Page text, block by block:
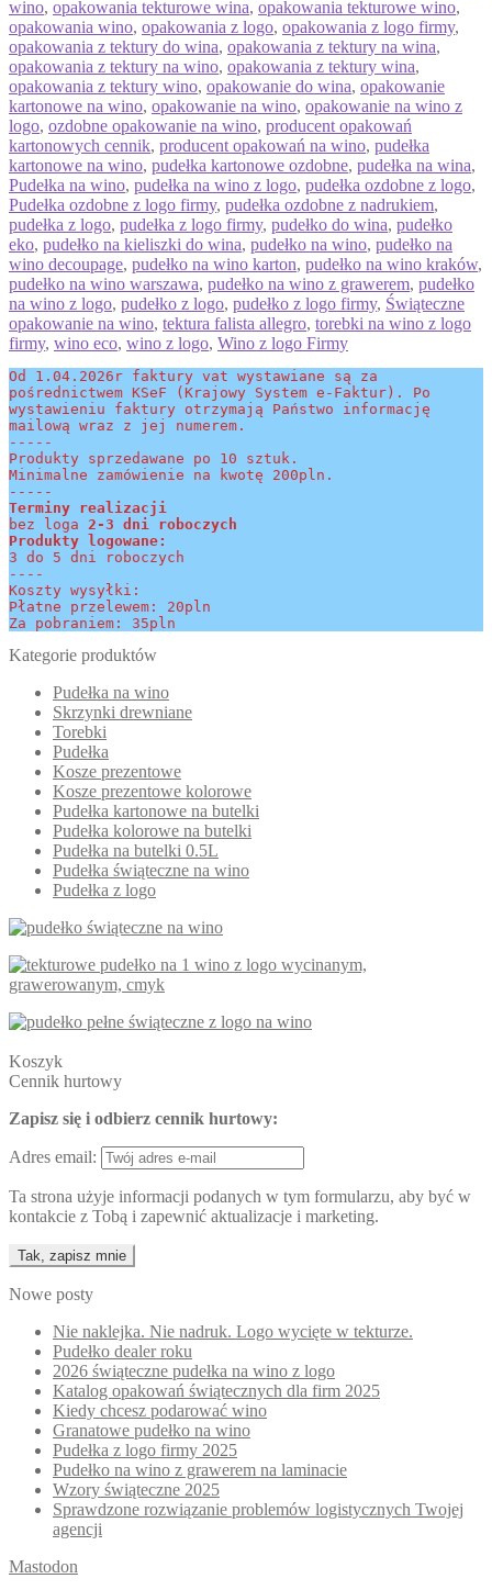
wino, opakowania tekturowe wina, opakowania tekturowe wino,
opakowania wino, opakowania z logo, opakowania z logo firmy,
opakowania z tektury do wina, opakowania z tektury na wina,
opakowania z tektury na wino, opakowania z tektury wina,
opakowania z tektury wino, opakowanie do wina, opakowanie
kartonowe na wino, opakowanie na wino, opakowanie na wino z
logo, ozdobne opakowanie na wino, producent opakowań
kartonowych cennik, producent opakowań na wino, pudełka
kartonowe na wino, pudełka kartonowe ozdobne, pudełka na wina,
Pudełka na wino, pudełka na wino z logo, pudełka ozdobne z logo,
Pudełka ozdobne z logo firmy, pudełka ozdobne z nadrukiem,
pudełka z logo, pudełka z logo firmy, pudełko do wina, pudełko
eko, pudełko na kieliszki do wina, pudełko na wino, pudełko na
wino decoupage, pudełko na wino karton, pudełko na wino kraków,
pudełko na wino warszawa, pudełko na wino z grawerem, pudełko
na wino z logo, pudełko z logo, pudełko z logo firmy, Świąteczne
opakowanie na wino, tektura falista allegro, torebki na wino z logo
firmy, wino eco, wino z logo, Wino z logo Firmy
Od 1.04.2026r faktury vat wystawiane są za
pośrednictwem KSeF (Krajowy System e-Faktur). Po
wystawieniu faktury otrzymają Państwo informację
mailową wraz z jej numerem.
-----
Produkty sprzedawane po 10 sztuk.
Minimalne zamówienie na kwotę 200pln.
-----
Terminy realizacji
bez loga 2-3 dni roboczych
Produkty logowane:
3 do 5 dni roboczych
----
Koszty wysyłki:
Płatne przelewem: 20pln
Za pobraniem: 35pln
Kategorie produktów
Pudełka na wino
Skrzynki drewniane
Torebki
Pudełka
Kosze prezentowe
Kosze prezentowe kolorowe
Pudełka kartonowe na butelki
Pudełka kolorowe na butelki
Pudełka na butelki 0.5L
Pudełka świąteczne na wino
Pudełka z logo
Koszyk
Cennik hurtowy
Zapisz się i odbierz cennik hurtowy:
Adres email:
Ta strona użyje informacji podanych w tym formularzu, aby być w
kontakcie z Tobą i zapewnić aktualizacje i marketing.
Nowe posty
Nie naklejka. Nie nadruk. Logo wycięte w tekturze.
Pudełko dealer roku
2026 świąteczne pudełka na wino z logo
Katalog opakowań świątecznych dla firm 2025
Kiedy chcesz podarować wino
Granatowe pudełko na wino
Pudełka z logo firmy 2025
Pudełko na wino z grawerem na laminacie
Wzory świąteczne 2025
Sprawdzone rozwiązanie problemów logistycznych Twojej
agencji
Mastodon